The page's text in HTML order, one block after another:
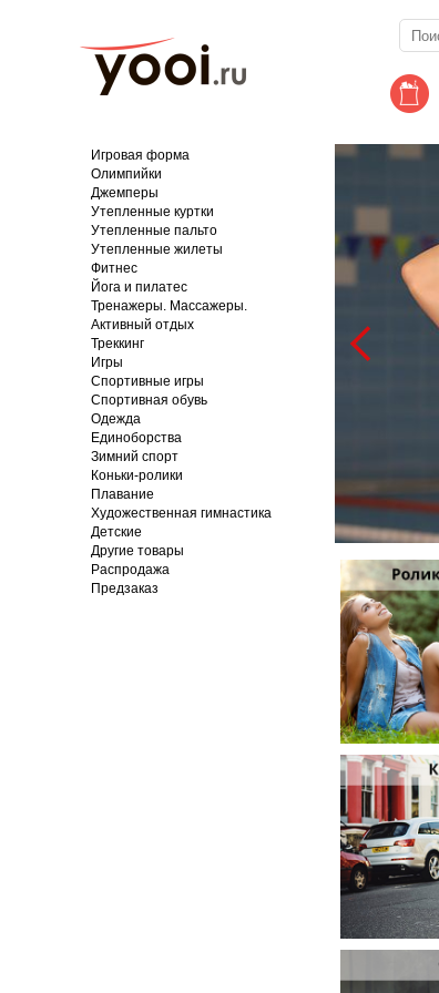
Игровая форма
Олимпийки
Джемперы
Утепленные куртки
Утепленные пальто
Утепленные жилеты
Фитнес
Йога и пилатес
Тренажеры. Массажеры.
Активный отдых
Треккинг
Игры
Спортивные игры
Спортивная обувь
Одежда
Единоборства
Зимний спорт
Коньки-ролики
Плавание
Художественная гимнастика
Детские
Другие товары
Распродажа
Предзаказ